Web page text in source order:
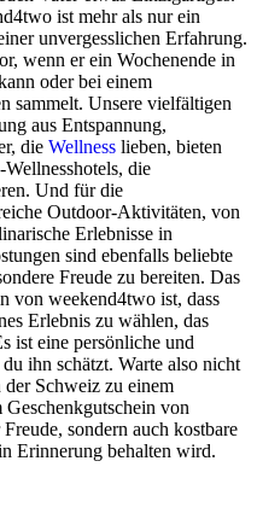
ist mehr als nur ein
unvergesslichen Erfahrung.
wenn er ein Wochenende in
oder bei einem
sammelt. Unsere vielfältigen
aus Entspannung,
die Wellness lieben, bieten
die
Und für die
Outdoor-Aktivitäten, von
Erlebnisse in
sind ebenfalls beliebte
Freude zu bereiten. Das
von weekend4two ist, dass
Erlebnis zu wählen, das
ist eine persönliche und
ihn schätzt. Warte also nicht
der Schweiz zu einem
von
sondern auch kostbare
Erinnerung behalten wird.